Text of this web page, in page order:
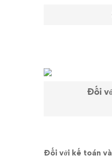
Đối với
Đối
Đối với kế toán